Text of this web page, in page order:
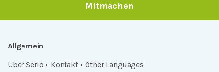
Mitmachen
Allgemein
Über Serlo
Kontakt Other Languages